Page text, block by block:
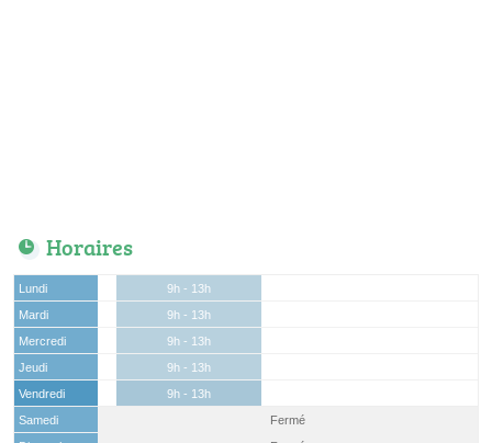
Horaires
Lundi
9h - 13h
Mardi
9h - 13h
Mercredi
9h - 13h
Jeudi
9h - 13h
Vendredi
9h - 13h
Samedi
Fermé